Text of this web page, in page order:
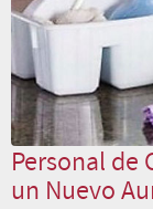
Personal de
un Nuevo